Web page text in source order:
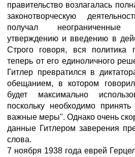
правительство возлагалась
законотворческую
получал
утверждению и введению в
Строго говоря, вся политика
теперь от его единоличного
Гитлер превратился в
обещанием, в котором
будет максимально
поскольку необходимо
важные меры". Однако очень
данные Гитлером заверения
слова.
7 ноября 1938 года еврей